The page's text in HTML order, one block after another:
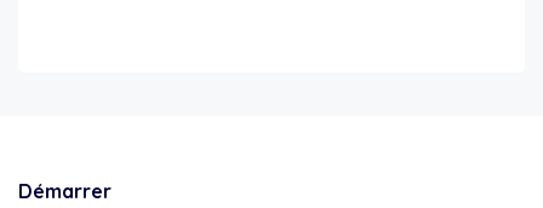
Démarrer